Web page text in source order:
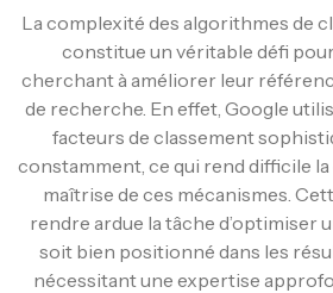
La complexité des algorithmes de
constitue un véritable défi
cherchant à améliorer leur
de recherche. En effet, Google
facteurs de classement
constamment, ce qui rend difficile
maîtrise de ces mécanismes.
rendre ardue la tâche d’optimiser
soit bien positionné dans les
nécessitant une expertise